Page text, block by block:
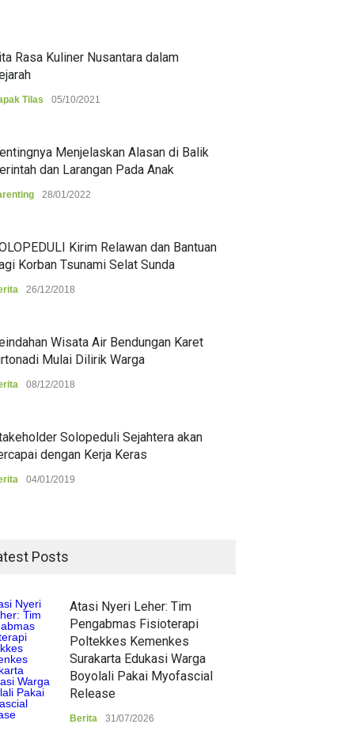
Rasa Kuliner Nusantara dalam
Tilas 05/10/2021
Menjelaskan Alasan di Balik
dan Larangan Pada Anak
28/01/2022
Kirim Relawan dan Bantuan
Korban Tsunami Selat Sunda
26/12/2018
Wisata Air Bendungan Karet
Mulai Dilirik Warga
08/12/2018
Solopeduli Sejahtera akan
dengan Kerja Keras
04/01/2019
Posts
Atasi Nyeri Leher: Tim
Pengabmas Fisioterapi
Poltekkes Kemenkes
Surakarta Edukasi Warga
Boyolali Pakai Myofascial
Release
Berita 31/07/2026